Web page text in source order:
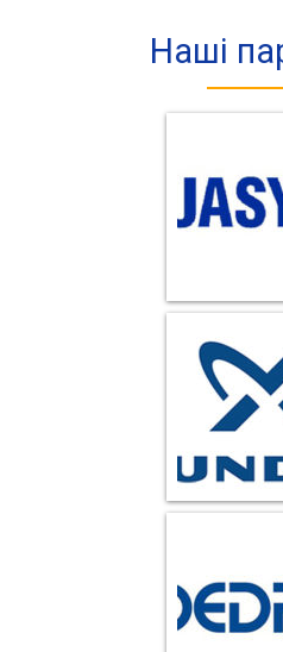
Наші